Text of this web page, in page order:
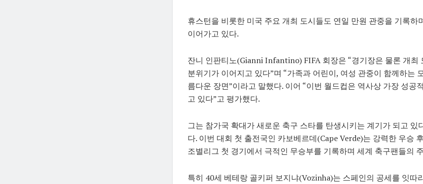
휴스턴을 비롯한 미국 주요 개최 도시들도 연일 만원 관중을 기록하
이어가고 있다.
잔니 인판티노(Gianni Infantino) FIFA 회장은 “경기장은 물론 개최
분위기가 이어지고 있다”며 “가족과 어린이, 여성 관중이 함께하는
름다운 장면”이라고 말했다. 이어 “이번 월드컵은 역사상 가장 성공
고 있다”고 평가했다.
그는 참가국 확대가 새로운 축구 스타를 탄생시키는 계기가 되고 있
다. 이번 대회 첫 출전국인 카보베르데(Cape Verde)는 강력한 우승
조별리그 첫 경기에서 극적인 무승부를 기록하며 세계 축구팬들의
특히 40세 베테랑 골키퍼 보지냐(Vozinha)는 스페인의 공세를 잇따